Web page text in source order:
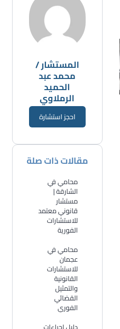
المستشار /
محمد عبد
الحميد
الرملاوي
احجز استشارة
مقالات ذات صلة
محامي في
الشارقة |
مستشار
قانوني معتمد
للاستشارات
الفورية
​محامي في
عجمان
للاستشارات
القانونية
والتمثيل
القضائي
الفوري